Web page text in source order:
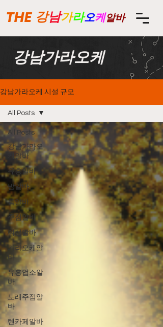
강남가라오케알바
THE
강남가라오케
강남가라오케 시설 규모
All Posts
강남가라오
케알바
유흥알바
밤알바
룸알바
주점알바
여성알바
가라오케알
바
유흥업소알
바
노래주점알
바
텐카페알바
All Posts